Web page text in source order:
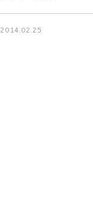
2014.02.25